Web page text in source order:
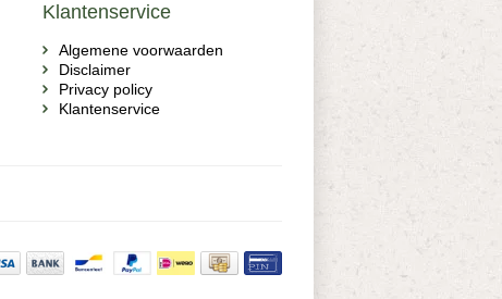
Klantenservice
Algemene voorwaarden
Disclaimer
Privacy policy
Klantenservice